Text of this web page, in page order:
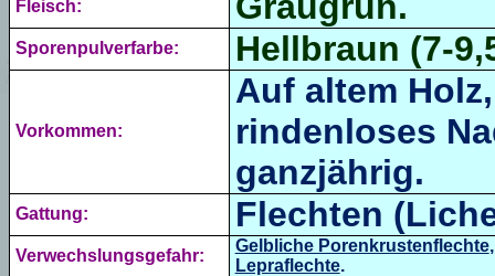
Fleisch:
Sporenpulverfarbe: Hellbraun (7-
Vorkommen:
Auf altem
rindenloses
ganzjährig.
Gattung: Flechten
Verwechslungsgefahr:
Gelbliche Porenkrustenflechte
Lepraflechte.